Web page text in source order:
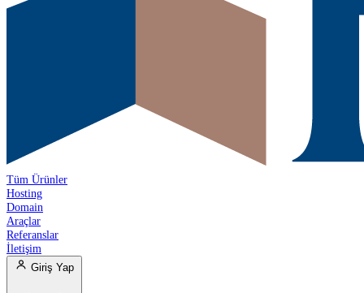
Tüm Ürünler
Hosting
Domain
Araçlar
Referanslar
İletişim
Giriş Yap